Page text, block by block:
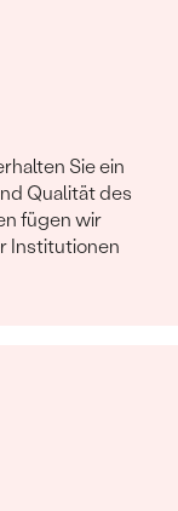
Sie ein
Qualität des
fügen wir
Institutionen